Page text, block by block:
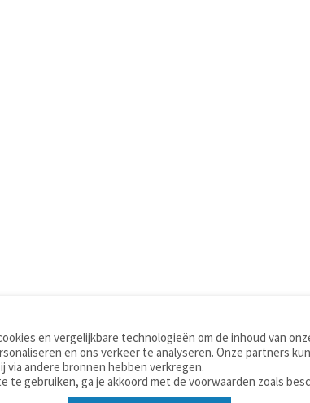
TOOLS
Apps
Mobiel
Tools & widgets
WOORDENBOEKEN
Nederlands - Engels
Nederlands - Duits
Nederlands - Spaans
en vergelijkbare technologieën om de inhoud van
en ons verkeer te analyseren. Onze partners
via andere bronnen hebben verkregen.
te gebruiken, ga je akkoord met de voorwaarden zoals